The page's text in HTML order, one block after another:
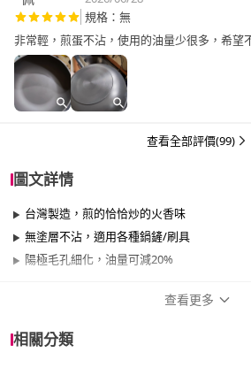
規格：無
非常輕，煎蛋不沾，使用的油量少很多，希望
查看全部評價(99)
圖文詳情
台灣製造，煎的恰恰炒的火香味
無塗層不沾，適用各種鍋鏟/刷具
陽極毛孔細化，油量可減20%
查看更多
相關分類